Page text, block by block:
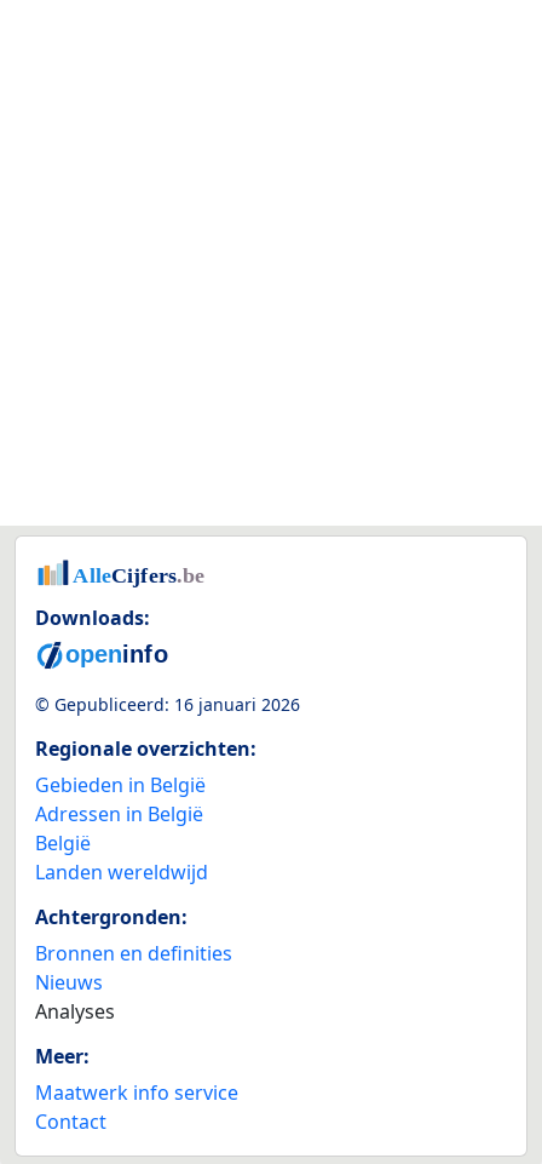
Downloads:
© Gepubliceerd: 16 januari 2026
Regionale overzichten:
Gebieden in België
Adressen in België
België
Landen wereldwijd
Achtergronden:
Bronnen en definities
Nieuws
Analyses
Meer:
Maatwerk info service
Contact